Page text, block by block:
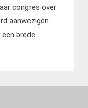
congres over
aanwezigen
brede …